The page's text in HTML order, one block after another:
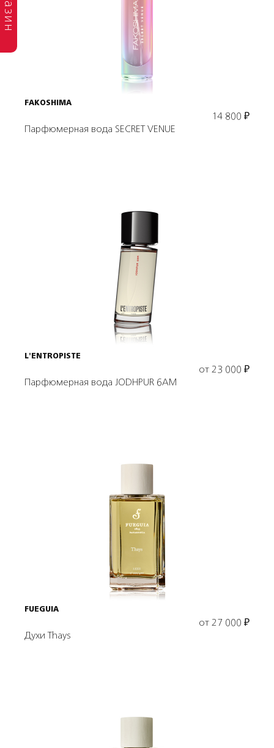
В корзину
FAKOSHIMA
14 800 ₽
Парфюмерная вода SECRET VENUE
Выбрать объем
L'ENTROPISTE
от 23 000 ₽
Парфюмерная вода JODHPUR 6AM
Выбрать объем
FUEGUIA
от 27 000 ₽
Духи Thays